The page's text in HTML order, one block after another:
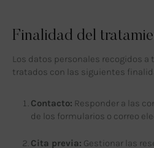
Finalidad del
Los datos personales recogidos
tratados con las siguientes
Contacto: Responder a las
de los formularios o correo
Cita previa: Gestionar las